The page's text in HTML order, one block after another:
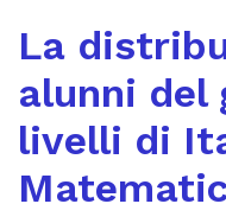
La
alunni del
livelli di